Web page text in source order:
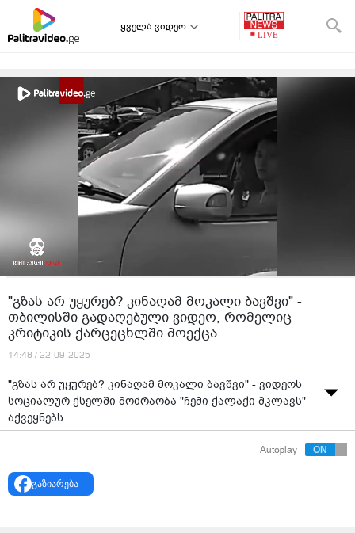
ყველა ვიდეო
"გზას არ უყურებ? კინაღამ მოკალი ბავშვი" -
თბილისში გადაღებული ვიდეო, რომელიც
კრიტიკის ქარცეცხლში მოექცა
14:48 / 22-09-2025
"გზას არ უყურებ? კინაღამ მოკალი ბავშვი" - ვიდეოს
სოციალურ ქსელში მოძრაობა "ჩემი ქალაქი მკლავს"
აქვეყნებს.
Autoplay
გაზიარება